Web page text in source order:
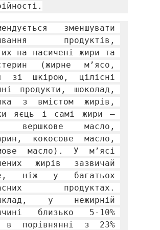
зменшувати
продуктів,
на насичені жири та
(жирне м’ясо,
зі шкірою, цілісні
продукти, шоколад,
з вмістом жирів,
яєць і самі жири –
вершкове масло,
кокосове масло,
масло). У м’ясі
жирів зазвичай
ніж у багатьох
продуктах.
у нежирній
близько 5-10%
в порівнянні з 23%